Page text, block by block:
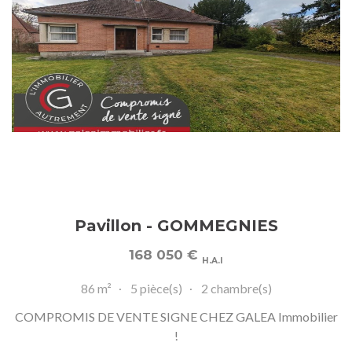
Pavillon - GOMMEGNIES
168 050 € H.A.I
86 m² 5 pièce(s)
2 chambre(s)
COMPROMIS DE VENTE SIGNE CHEZ GALEA Immobilier
!